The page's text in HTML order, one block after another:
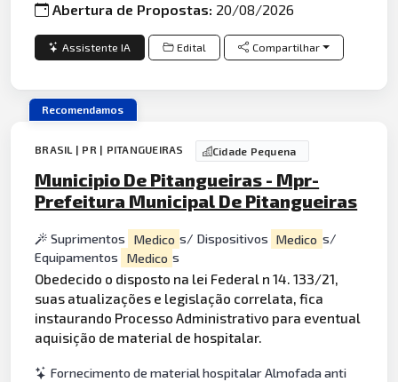
Abertura de Propostas: 20/08/2026
Assistente IA Edital Compartilhar
Recomendamos
BRASIL | PR | PITANGUEIRAS Cidade Pequena
Municipio De Pitangueiras - Mpr-
Prefeitura Municipal De Pitangueiras
Suprimentos Medico s/ Dispositivos Medico s/
Equipamentos
Medico s
Obedecido o disposto na lei Federal n 14. 133/21,
suas atualizações e legislação correlata, fica
instaurando Processo Administrativo para eventual
aquisição de material de hospitalar.
Fornecimento de material hospitalar Almofada anti